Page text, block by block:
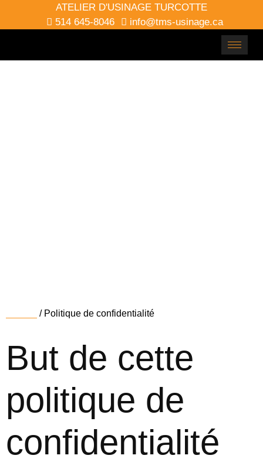
ATELIER D'USINAGE TURCOTTE
514 645-8046
info@tms-usinage.ca
/ Politique de confidentialité
But de cette
politique de
confidentialité